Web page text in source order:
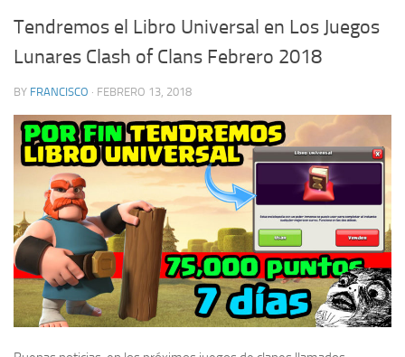
Tendremos el Libro Universal en Los Juegos
Lunares Clash of Clans Febrero 2018
BY FRANCISCO · FEBRERO 13, 2018